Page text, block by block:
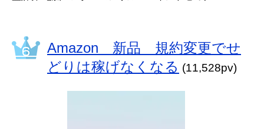
Amazon 新品 規約変更でせ
どりは稼げなくなる (11,528pv)